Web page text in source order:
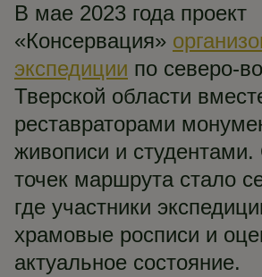
В мае 2023 года проект
«Консервация»
экспедиции по северо-
Тверской области
реставраторами
живописи и
точек маршрута стало
где участники
храмовые росписи и
актуальное состояние.